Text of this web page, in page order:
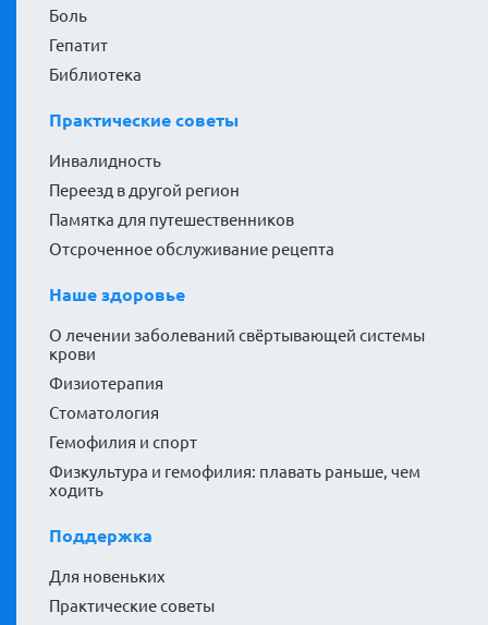
Боль
Гепатит
Библиотека
Практические советы
Инвалидность
Переезд в другой регион
Памятка для путешественников
Отсроченное обслуживание рецепта
Наше здоровье
О лечении заболеваний свёртывающей системы
крови
Физиотерапия
Стоматология
Гемофилия и спорт
Физкультура и гемофилия: плавать раньше, чем
ходить
Поддержка
Для новеньких
Практические советы